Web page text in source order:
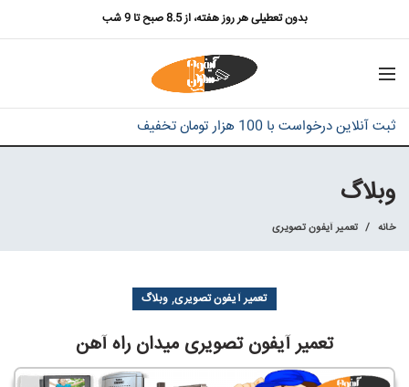
بدون تعطیلی هر روز هفته، از 8.5 صبح تا 9 شب
ثبت آنلاین درخواست با 100 هزار تومان تخفیف
وبلاگ
خانه تعمیر آیفون تصویری
تعمیر آیفون تصویری, وبلاگ
تعمیر آیفون تصویری میدان راه آهن